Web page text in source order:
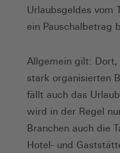
Urlaubsgeldes vom
ein Pauschalbetrag
Allgemein gilt:
stark organisierten
fällt auch das
wird in der Regel
Branchen auch die
Hotel- und